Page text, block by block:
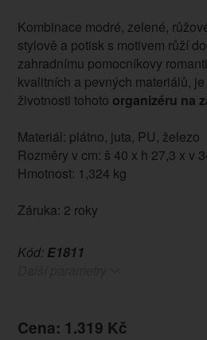
Kombinace modré, zelené,
stylově a potisk s motivem růží
zahradnímu pomocníkovy
kvalitních a pevných materiálů,
životnosti tohoto organizéru na
Materiál: plátno, juta, PU, železo
Rozměry v cm: š 40 x h 27,3 x v
Hmotnost: 1,324 kg
Záruka: 2 roky
Kód: E1811
Cena: 1.319 Kč